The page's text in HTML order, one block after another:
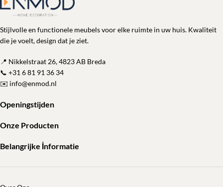
Stijlvolle en functionele meubels voor elke ruimte in uw huis. Kwaliteit
die je voelt, design dat je ziet.
📍 Nikkelstraat 26, 4823 AB Breda
📞 +31 6 81 91 36 34
✉️ info@enmod.nl
Openingstijden
Onze Producten
Belangrijke İnformatie